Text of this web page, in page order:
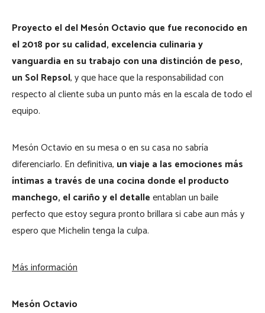
Proyecto el del Mesón Octavio que fue reconocido en
el 2018 por su calidad, excelencia culinaria y
vanguardia en su trabajo con una distinción de peso,
un Sol Repsol, y que hace que la responsabilidad con
respecto al cliente suba un punto más en la escala de todo el
equipo.
Mesón Octavio en su mesa o en su casa no sabría
diferenciarlo. En definitiva, un viaje a las emociones más
íntimas a través de una cocina donde el producto
manchego, el cariño y el detalleentablan un baile
perfecto que estoy segura pronto brillara si cabe aun más y
espero que Michelin tenga la culpa.
Más información
Mesón Octavio